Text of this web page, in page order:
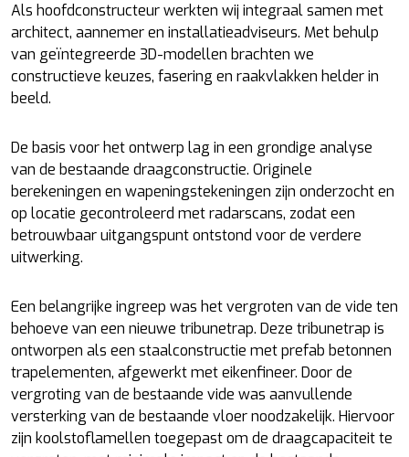
Als hoofdconstructeur werkten wij integraal samen met
architect, aannemer en installatieadviseurs. Met behulp
van geïntegreerde 3D-modellen brachten we
constructieve keuzes, fasering en raakvlakken helder in
beeld.
De basis voor het ontwerp lag in een grondige analyse
van de bestaande draagconstructie. Originele
berekeningen en wapeningstekeningen zijn onderzocht en
op locatie gecontroleerd met radarscans, zodat een
betrouwbaar uitgangspunt ontstond voor de verdere
uitwerking.
Een belangrijke ingreep was het vergroten van de vide ten
behoeve van een nieuwe tribunetrap. Deze tribunetrap is
ontworpen als een staalconstructie met prefab betonnen
trapelementen, afgewerkt met eikenfineer. Door de
vergroting van de bestaande vide was aanvullende
versterking van de bestaande vloer noodzakelijk. Hiervoor
zijn koolstoflamellen toegepast om de draagcapaciteit te